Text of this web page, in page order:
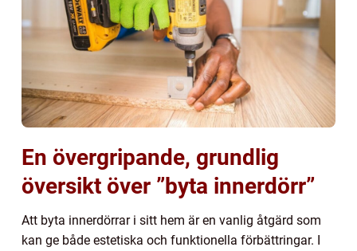
En övergripande, grundlig
översikt över ”byta innerdörr”
Att byta innerdörrar i sitt hem är en vanlig åtgärd som
kan ge både estetiska och funktionella förbättringar. I